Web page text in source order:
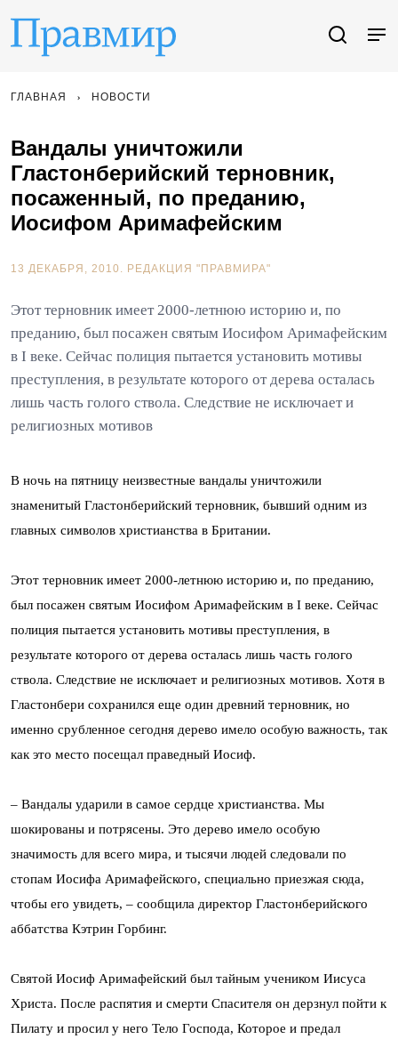
ГЛАВНАЯ НОВОСТИ
Вандалы уничтожили
Гластонберийский терновник,
посаженный, по преданию,
Иосифом Аримафейским
13 ДЕКАБРЯ, 2010. РЕДАКЦИЯ "ПРАВМИРА"
Этот терновник имеет 2000-летнюю историю и, по
преданию, был посажен святым Иосифом Аримафейским
в I веке. Сейчас полиция пытается установить мотивы
преступления, в результате которого от дерева осталась
лишь часть голого ствола. Следствие не исключает и
религиозных мотивов
В ночь на пятницу неизвестные вандалы уничтожили
знаменитый Гластонберийский терновник, бывший одним из
главных символов христианства в Британии.
Этот терновник имеет 2000-летнюю историю и, по преданию,
был посажен святым Иосифом Аримафейским в I веке. Сейчас
полиция пытается установить мотивы преступления, в
результате которого от дерева осталась лишь часть голого
ствола. Следствие не исключает и религиозных мотивов. Хoтя в
Гластонбери сохранился еще один древний терновник, но
именно срубленное сегодня дерево имело особую важность, так
как это место посещал праведный Иосиф.
– Вандалы ударили в самое сердце христианства. Мы
шокированы и потрясены. Это дерево имело особую
значимость для всего мира, и тысячи людей следовали по
стопам Иосифа Аримафейского, специально приезжая сюда,
чтобы его увидеть, – сообщила директор Гластонберийского
аббатства Кэтрин Горбинг.
Святой Иосиф Аримафейский был тайным учеником Иисуса
Христа. После распятия и смерти Спасителя он дерзнул пойти к
Пилату и просил у него Тело Господа, Которое и предал